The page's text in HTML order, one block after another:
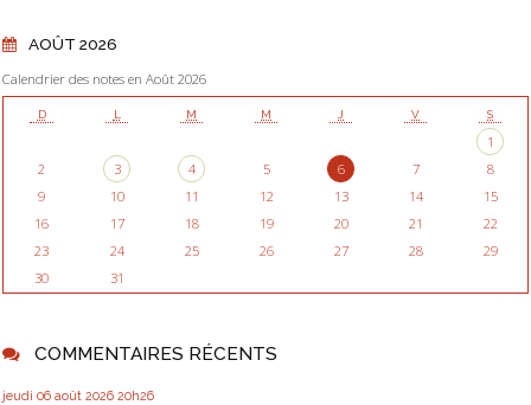
AOÛT 2026
Calendrier des notes en Août 2026
D L M M J V S
1
2
3 4 5 6 7
8
9
10 11 12 13 14
15
16
17 18 19 20 21
22
23
24 25 26 27 28
29
30
31
COMMENTAIRES RÉCENTS
jeudi 06 août 2026 20h26